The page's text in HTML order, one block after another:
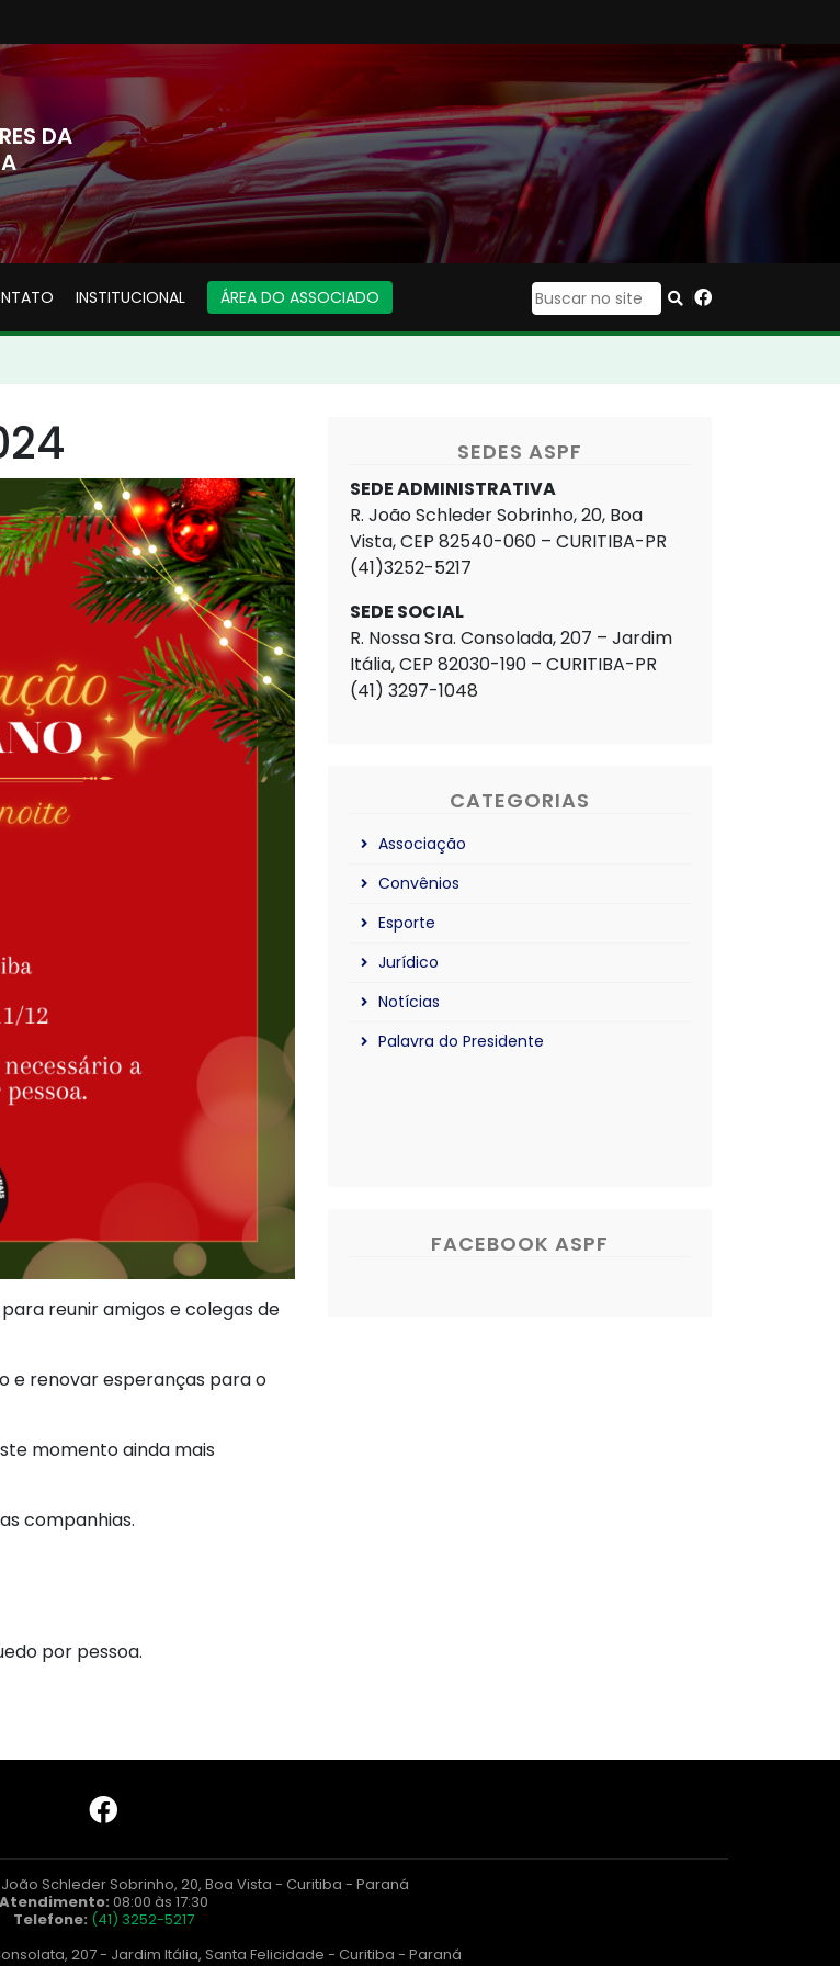
DA
INSTITUCIONAL ÁREA DO ASSOCIADO |
reunir amigos e colegas de
e renovar esperanças para o
momento ainda mais
companhias.
por pessoa.
SEDES ASPF
SEDE ADMINISTRATIVA
R. João Schleder Sobrinho, 20, Boa
Vista, CEP 82540-060 – CURITIBA-PR
(41)3252-5217
SEDE SOCIAL
R. Nossa Sra. Consolada, 207 – Jardim
Itália, CEP 82030-190 – CURITIBA-PR
(41) 3297-1048
CATEGORIAS
Associação
Convênios
Esporte
Jurídico
Notícias
Palavra do Presidente
FACEBOOK ASPF
Schleder Sobrinho, 20, Boa Vista - Curitiba - Paraná
Atendimento: 08:00 às 17:30
Telefone: (41) 3252-5217
207 - Jardim Itália, Santa Felicidade - Curitiba - Paraná